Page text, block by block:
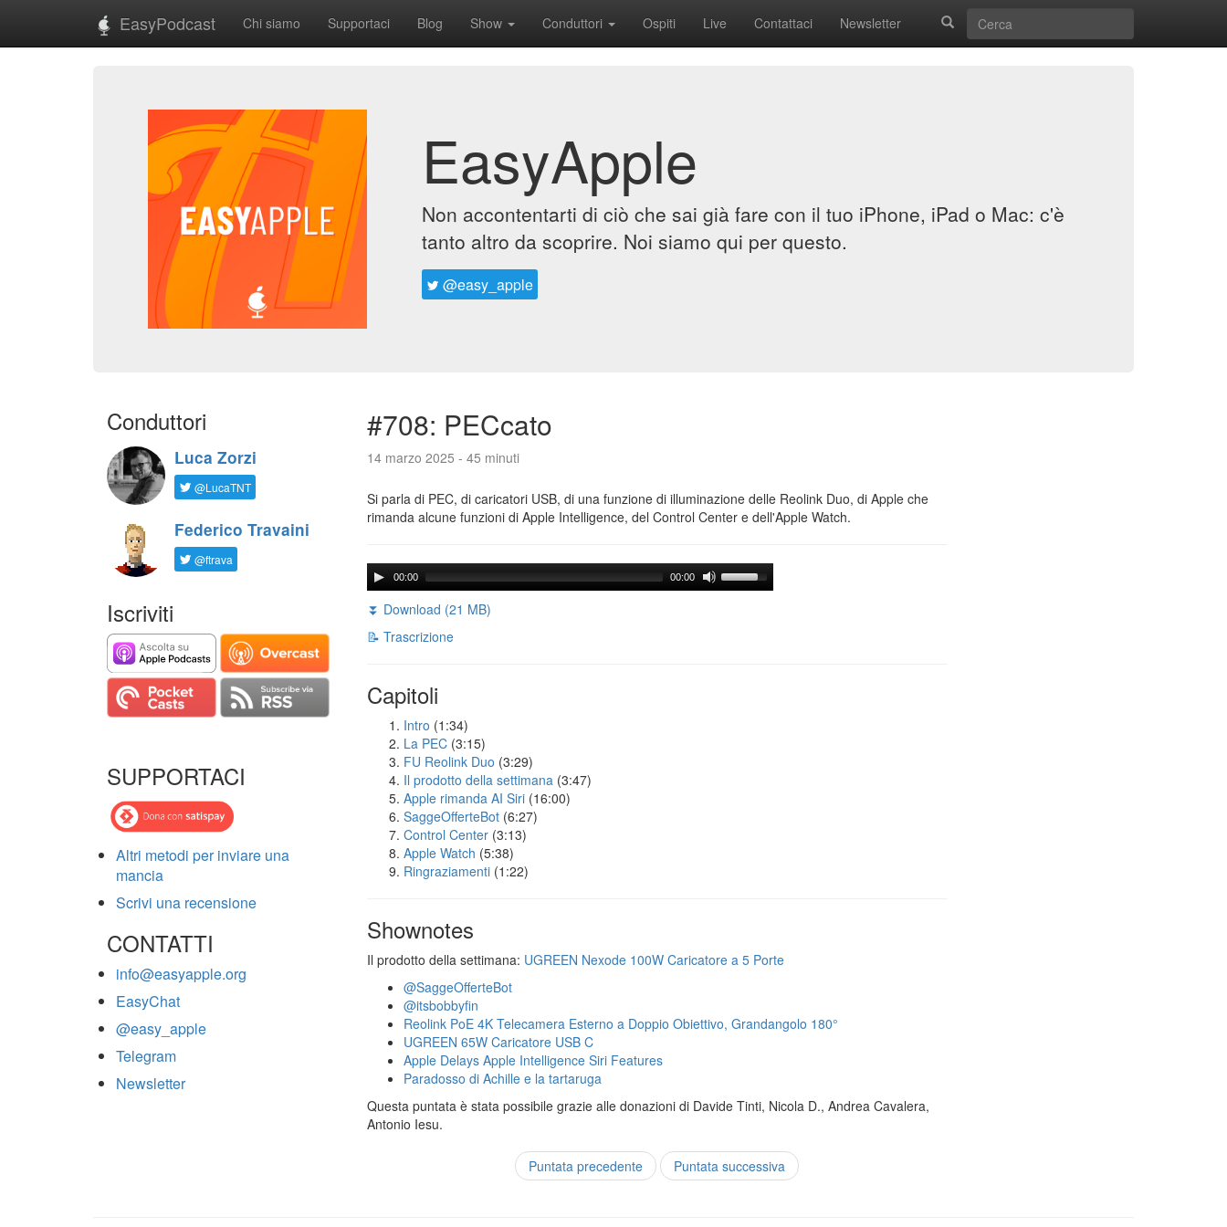
EasyPodcast Chi siamo Supportaci Blog Show Conduttori Ospiti Live Contattaci Newsletter
EasyApple
Non accontentarti di ciò che sai già fare con il tuo iPhone, iPad o Mac: c'è
tanto altro da scoprire. Noi siamo qui per questo.
@easy_apple
Conduttori
Luca Zorzi
@LucaTNT
Federico Travaini
@ftrava
Iscriviti
SUPPORTACI
Altri metodi per inviare una
mancia
Scrivi una recensione
CONTATTI
info@easyapple.org
EasyChat
@easy_apple
Telegram
Newsletter
#708: PECcato
14 marzo 2025 - 45 minuti
Si parla di PEC, di caricatori USB, di una funzione di illuminazione delle Reolink Duo, di Apple che
rimanda alcune funzioni di Apple Intelligence, del Control Center e dell'Apple Watch.
00:00 00:00
⏬ Download (21 MB)
📝 Trascrizione
Capitoli
Intro (1:34)
La PEC (3:15)
FU Reolink Duo (3:29)
Il prodotto della settimana (3:47)
Apple rimanda AI Siri (16:00)
SaggeOfferteBot (6:27)
Control Center (3:13)
Apple Watch (5:38)
Ringraziamenti (1:22)
Shownotes
Il prodotto della settimana: UGREEN Nexode 100W Caricatore a 5 Porte
@SaggeOfferteBot
@itsbobbyfin
Reolink PoE 4K Telecamera Esterno a Doppio Obiettivo, Grandangolo 180°
UGREEN 65W Caricatore USB C
Apple Delays Apple Intelligence Siri Features
Paradosso di Achille e la tartaruga
Questa puntata è stata possibile grazie alle donazioni di Davide Tinti, Nicola D., Andrea Cavalera,
Antonio Iesu.
Puntata precedente Puntata successiva